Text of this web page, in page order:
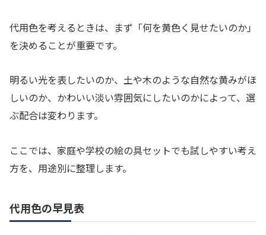
代用色を考えるときは、まず「何を黄色く見せたいのか」
を決めることが重要です。
明るい光を表したいのか、土や木のような自然な黄みがほ
しいのか、かわいい淡い雰囲気にしたいのかによって、選
ぶ配合は変わります。
ここでは、家庭や学校の絵の具セットでも試しやすい考え
方を、用途別に整理します。
代用色の早見表